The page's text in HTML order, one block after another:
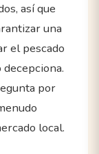
así que
una
el pescado
por
local.